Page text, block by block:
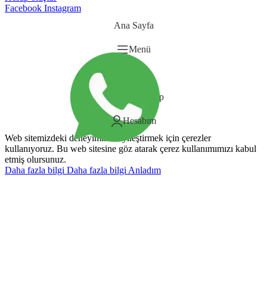
Facebook Instagram
Ana Sayfa
Menü
Whatsapp
Hesabım
Web sitemizdeki deneyiminizi iyileştirmek için çerezler
kullanıyoruz. Bu web sitesine göz atarak çerez kullanımımızı kabul
etmiş olursunuz.
Daha fazla bilgi Daha fazla bilgi Anladım